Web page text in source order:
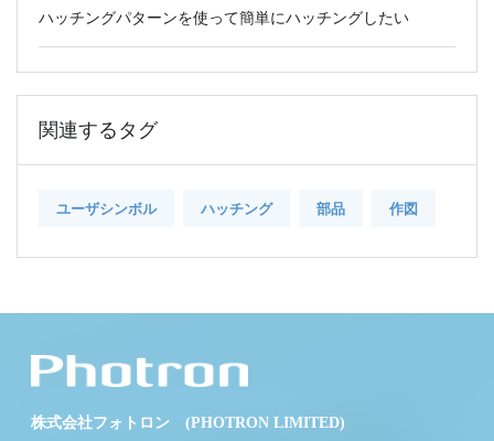
ハッチングパターンを使って簡単にハッチングしたい
関連するタグ
ユーザシンボル ハッチング 部品 作図
株式会社フォトロン (PHOTRON LIMITED)